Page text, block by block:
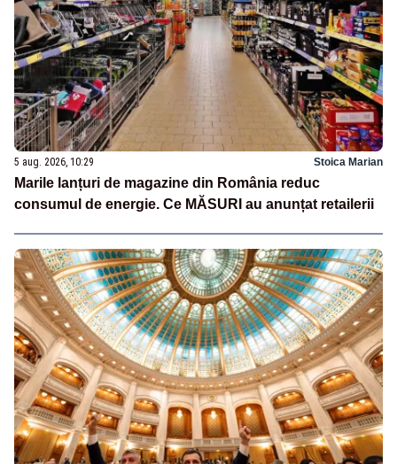
5 aug. 2026, 10:29 Stoica Marian
Marile lanțuri de magazine din România reduc
consumul de energie. Ce MĂSURI au anunțat retailerii